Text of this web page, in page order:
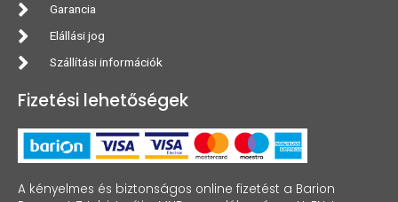
Garancia
Elállási jog
Szállítási információk
Fizetési lehetőségek
A kényelmes és biztonságos online fizetést a Barion